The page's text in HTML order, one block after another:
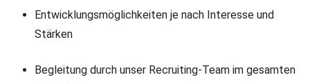
Entwicklungsmöglichkeiten je nach Interesse und
Stärken
Begleitung durch unser Recruiting-Team im gesamten